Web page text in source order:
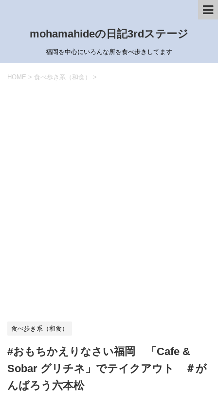
mohamahideの日記3rdステージ
福岡を中心にいろんな所を食べ歩きしてます
HOME > 食べ歩き系（和食） >
食べ歩き系（和食）
#おもちかえりなさい福岡 「Cafe &
Sobar グリチネ」でテイクアウト ＃が
んばろう六本松